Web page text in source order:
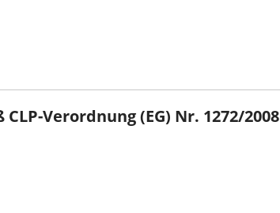
Verordnung (EG) Nr. 1272/2008